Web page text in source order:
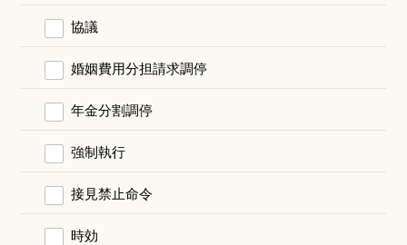
協議
婚姻費用分担請求調停
年金分割調停
強制執行
接見禁止命令
時効